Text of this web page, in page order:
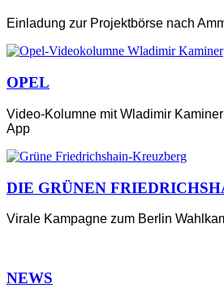
Einladung zur Projektbörse nach
OPEL
Video-Kolumne mit Wladimir
App
DIE GRÜNEN
Virale Kampagne zum Berlin
NEWS